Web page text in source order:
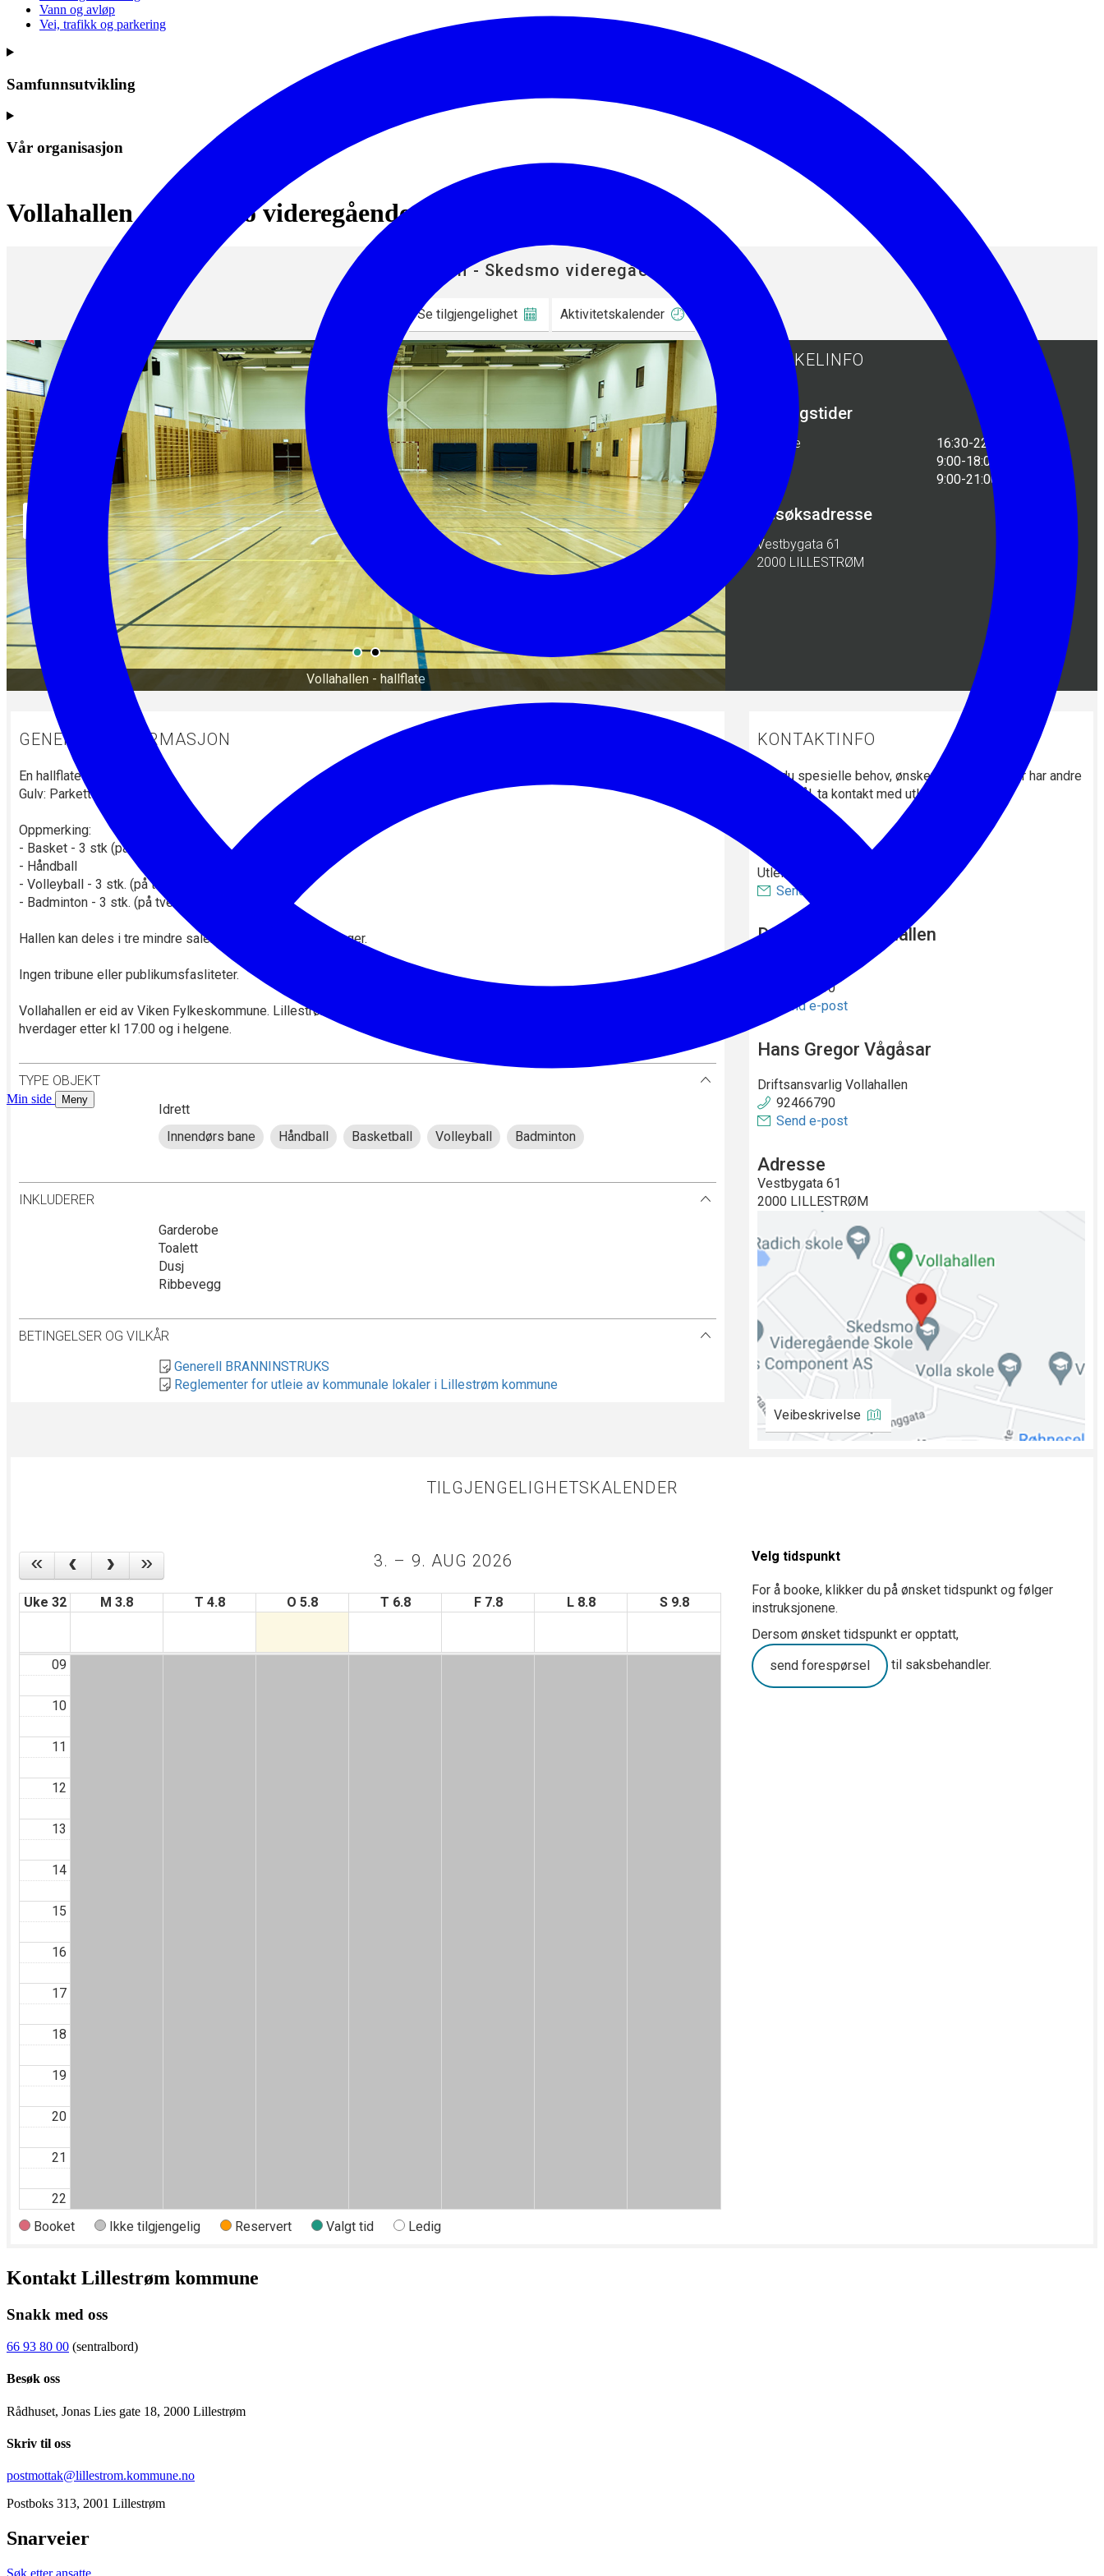
Min side Meny
Vann og avløp
Vei, trafikk og parkering
Samfunnsutvikling
Vår organisasjon
Vollahallen - Skedsmo videregående skole - leie av lokale
Kontakt Lillestrøm kommune
Snakk med oss
66 93 80 00 (sentralbord)
Besøk oss
Rådhuset, Jonas Lies gate 18, 2000 Lillestrøm
Skriv til oss
postmottak@lillestrom.kommune.no
Postboks 313, 2001 Lillestrøm
Snarveier
Søk etter ansatte